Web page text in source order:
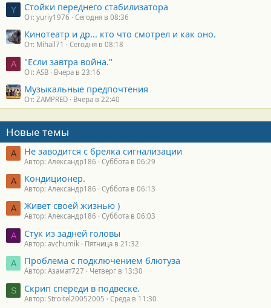
Y Стойки переднего стабилизатора
От: yuriy1976 Сегодня в 08:36
Кинотеатр и др... кто что смотрел и как оно.
От: Mihail71 Сегодня в 08:18
A "Если завтра война."
От: ASB Вчера в 23:16
Музыкальные предпочтения
От: ZAMPRED Вчера в 22:40
Новые темы
А Не заводится с брелка сигнализации
Автор: Александр186 Суббота в 06:29
А Кондиционер.
Автор: Александр186 Суббота в 06:13
А Живет своей жизнью )
Автор: Александр186 Суббота в 06:03
A Стук из задней головы
Автор: avchumik Пятница в 21:32
А Проблема с подключением блютуза
Автор: Азамат727 Четверг в 13:30
S Скрип спереди в подвеске.
Автор: Stroitel20052005 Среда в 11:30